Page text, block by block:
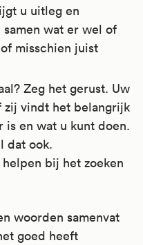
u uitleg en
wat er wel of
misschien juist
Zeg het gerust. Uw
zij vindt het belangrijk
en wat u kunt doen.
dat ook.
bij het zoeken
woorden samenvat
goed heeft